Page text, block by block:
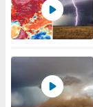
crear un
uso de
la
contenido
medir el